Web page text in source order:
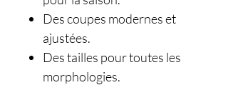
Des coupes modernes et
ajustées.
Des tailles pour toutes les
morphologies.